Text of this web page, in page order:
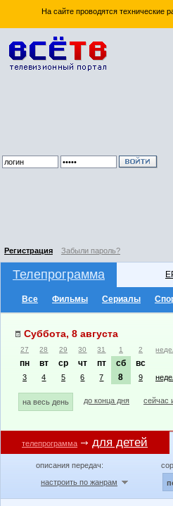
На сайте проводятся технические
Регистрация Забыли пароль?
Телепрограмма
Все Фильмы Сериалы
Суббота, 8 августа
27 28 29 30 31 1 2
пн вт ср чт пт сб вс
3 4 5 6 7 8 9
на весь день до конца дня сейчас
телепрограмма для детей
описания передач:
настроить по жанрам